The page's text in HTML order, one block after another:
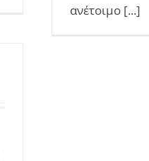
ανέτοιμο [...]